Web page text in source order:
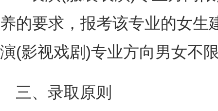
养的要求，报考该专业的女生
演(影视戏剧)专业方向男女不
三、录取原则